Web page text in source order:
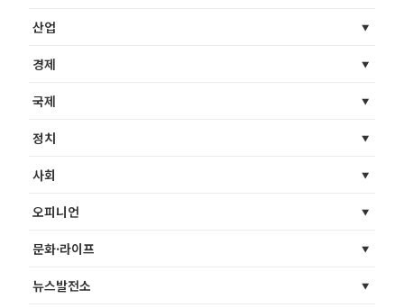
산업
경제
국제
정치
사회
오피니언
문화·라이프
뉴스발전소